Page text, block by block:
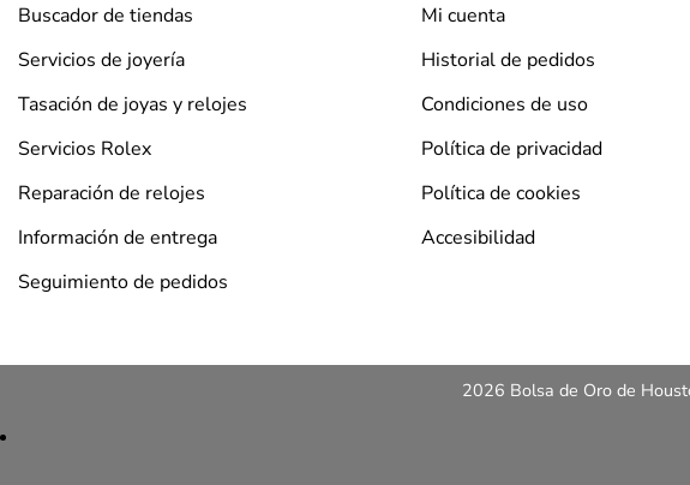
Buscador de tiendas
Servicios de joyería
Tasación de joyas y relojes
Servicios Rolex
Reparación de relojes
Información de entrega
Seguimiento de pedidos
Mi cuenta
Historial de pedidos
Condiciones de uso
Política de privacidad
Política de cookies
Accesibilidad
2026 Bolsa de Oro de